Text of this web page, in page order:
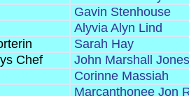
Gavin Stenhouse
Alyvia Alyn Lind
Sarah Hay
Chef
John Marshall Jones
Corinne Massiah
Marcanthonee Jon